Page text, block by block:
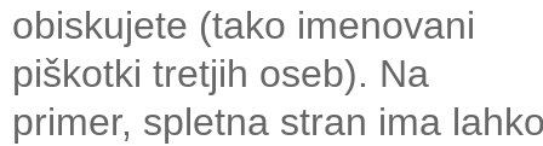
obiskujete (tako imenovani
piškotki tretjih oseb). Na
primer, spletna stran ima